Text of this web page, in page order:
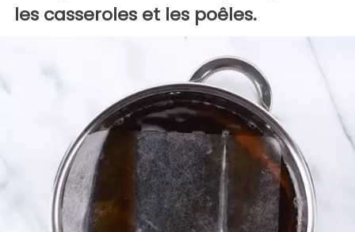
les casseroles et les poêles.